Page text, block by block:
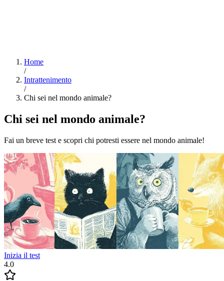
Home
/
Intrattenimento
/
Chi sei nel mondo animale?
Chi sei nel mondo animale?
Fai un breve test e scopri chi potresti essere nel mondo animale!
Inizia il test
4.0